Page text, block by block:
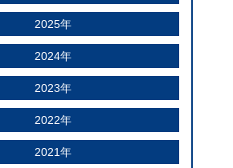
2025年
2024年
2023年
2022年
2021年